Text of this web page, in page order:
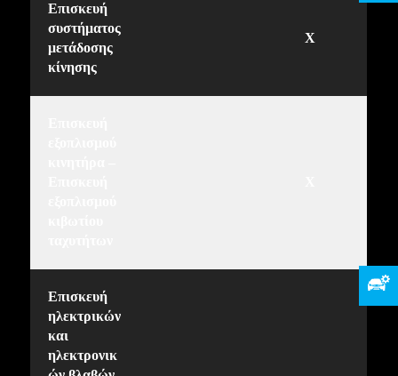
Επισκευή
συστήματος
μετάδοσης
κίνησης
X
Επισκευή
ηλεκτρικών
και
ηλεκτρονικ